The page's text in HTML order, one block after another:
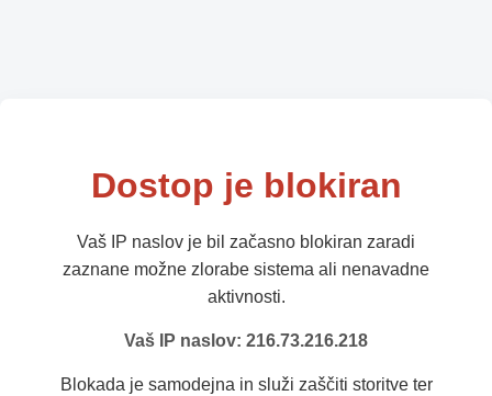
Dostop je blokiran
Vaš IP naslov je bil začasno blokiran zaradi
zaznane možne zlorabe sistema ali nenavadne
aktivnosti.
Vaš IP naslov: 216.73.216.218
Blokada je samodejna in služi zaščiti storitve ter